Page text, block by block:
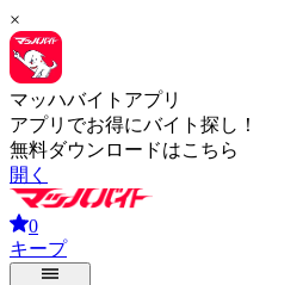
×
マッハバイトアプリ
アプリでお得にバイト探し！
無料ダウンロードはこちら
開く
0
キープ